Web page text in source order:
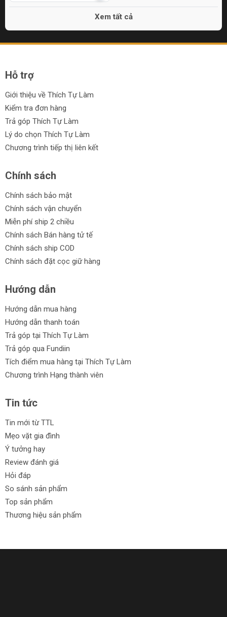
Xem tất cả
Hỗ trợ
Giới thiệu về Thích Tự Làm
Kiểm tra đơn hàng
Trả góp Thích Tự Làm
Lý do chọn Thích Tự Làm
Chương trình tiếp thị liên kết
Chính sách
Chính sách bảo mật
Chính sách vận chuyển
Miễn phí ship 2 chiều
Chính sách Bán hàng tử tế
Chính sách ship COD
Chính sách đặt cọc giữ hàng
Hướng dẫn
Hướng dẫn mua hàng
Hướng dẫn thanh toán
Trả góp tại Thích Tự Làm
Trả góp qua Fundiin
Tích điểm mua hàng tại Thích Tự Làm
Chương trình Hạng thành viên
Tin tức
Tin mới từ TTL
Mẹo vặt gia đình
Ý tưởng hay
Review đánh giá
Hỏi đáp
So sánh sản phẩm
Top sản phẩm
Thương hiệu sản phẩm